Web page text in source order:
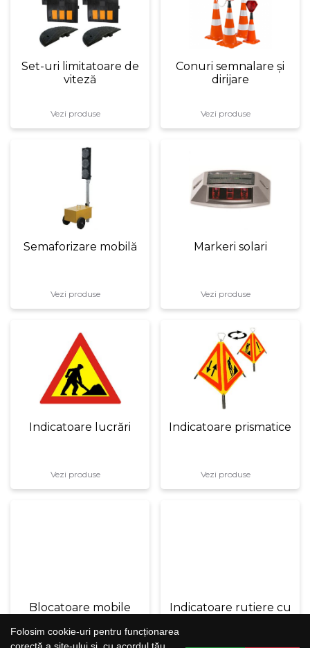
Set-uri limitatoare de
viteză
Vezi produse
Conuri semnalare și
dirijare
Vezi produse
Semaforizare mobilă
Vezi produse
Markeri solari
Vezi produse
Indicatoare lucrări
Vezi produse
Indicatoare prismatice
Vezi produse
Blocatoare mobile
Indicatoare rutiere cu
Folosim cookie-uri pentru funcționarea